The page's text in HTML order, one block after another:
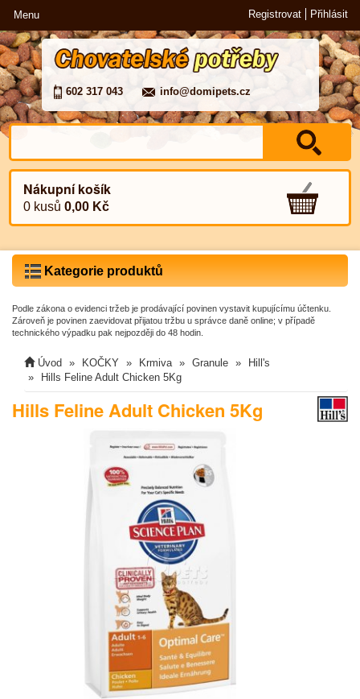
Menu Registrovat Přihlásit
602 317 043 info@domipets.cz
Nákupní košík
0 kusů0,00 Kč
Kategorie produktů
Podle zákona o evidenci tržeb je prodávající povinen vystavit kupujícímu účtenku.
Zároveň je povinen zaevidovat přijatou tržbu u správce daně online; v případě
technického výpadku pak nejpozději do 48 hodin.
Úvod KOČKY Krmiva Granule
Hill's
Hills Feline Adult Chicken 5Kg
Hills Feline Adult Chicken 5Kg